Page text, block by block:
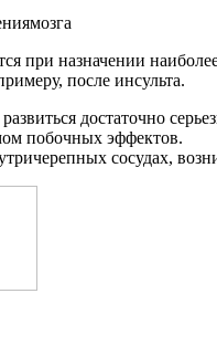
при назначении
после инсульта.
достаточно
побочных эффектов.
сосудах,